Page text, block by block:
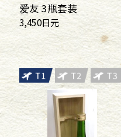
爱友 3瓶套装
3,450日元